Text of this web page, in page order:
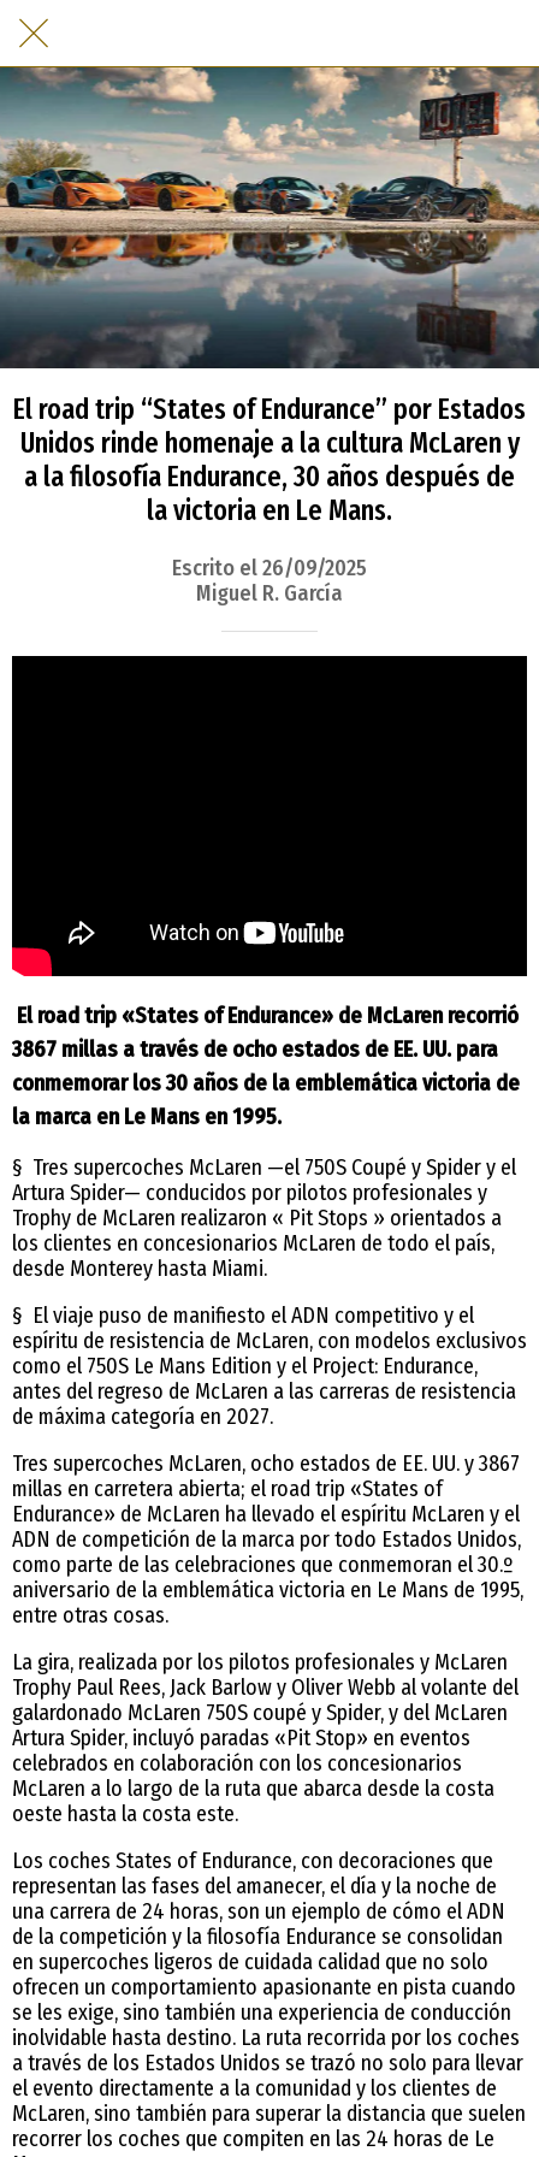
El road trip “States of Endurance” por Estados
Unidos rinde homenaje a la cultura McLaren y
a la filosofía Endurance, 30 años después de
la victoria en Le Mans.
Escrito el 26/09/2025
Miguel R. García
El road trip «States of Endurance» de McLaren recorrió
3867 millas a través de ocho estados de EE. UU. para
conmemorar los 30 años de la emblemática victoria de
la marca en Le Mans en 1995.
§ Tres supercoches McLaren —el 750S Coupé y Spider y el
Artura Spider— conducidos por pilotos profesionales y
Trophy de McLaren realizaron « Pit Stops » orientados a
los clientes en concesionarios McLaren de todo el país,
desde Monterey hasta Miami.
§ El viaje puso de manifiesto el ADN competitivo y el
espíritu de resistencia de McLaren, con modelos exclusivos
como el 750S Le Mans Edition y el Project: Endurance,
antes del regreso de McLaren a las carreras de resistencia
de máxima categoría en 2027.
Tres supercoches McLaren, ocho estados de EE. UU. y 3867
millas en carretera abierta; el road trip «States of
Endurance» de McLaren ha llevado el espíritu McLaren y el
ADN de competición de la marca por todo Estados Unidos,
como parte de las celebraciones que conmemoran el 30.º
aniversario de la emblemática victoria en Le Mans de 1995,
entre otras cosas.
La gira, realizada por los pilotos profesionales y McLaren
Trophy Paul Rees, Jack Barlow y Oliver Webb al volante del
galardonado McLaren 750S coupé y Spider, y del McLaren
Artura Spider, incluyó paradas «Pit Stop» en eventos
celebrados en colaboración con los concesionarios
McLaren a lo largo de la ruta que abarca desde la costa
oeste hasta la costa este.
Los coches States of Endurance, con decoraciones que
representan las fases del amanecer, el día y la noche de
una carrera de 24 horas, son un ejemplo de cómo el ADN
de la competición y la filosofía Endurance se consolidan
en supercoches ligeros de cuidada calidad que no solo
ofrecen un comportamiento apasionante en pista cuando
se les exige, sino también una experiencia de conducción
inolvidable hasta destino. La ruta recorrida por los coches
a través de los Estados Unidos se trazó no solo para llevar
el evento directamente a la comunidad y los clientes de
McLaren, sino también para superar la distancia que suelen
recorrer los coches que compiten en las 24 horas de Le